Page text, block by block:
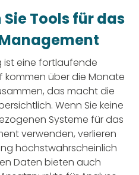
Tools für das
eine fortlaufende
kommen über die Monate
das macht die
Wenn Sie keine
Systeme für das
verwenden, verlieren
höchstwahrscheinlich
Daten bieten auch